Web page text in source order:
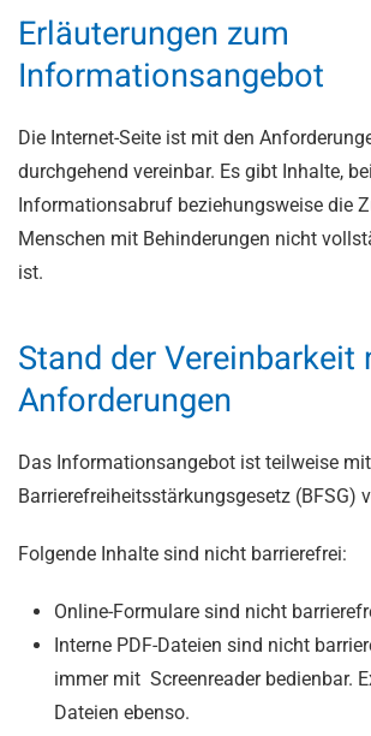
Erläuterungen zum
Informationsangebot
Die Internet-Seite ist mit den
durchgehend vereinbar. Es gibt Inhalte,
Informationsabruf beziehungsweise die
Menschen mit Behinderungen nicht
ist.
Stand der Vereinbarkeit
Anforderungen
Das Informationsangebot ist teilweise
Barrierefreiheitsstärkungsgesetz (BFSG)
Folgende Inhalte sind nicht barrierefrei:
Online-Formulare sind nicht
Interne PDF-Dateien sind nicht
immer mit Screenreader bedienbar.
Dateien ebenso.